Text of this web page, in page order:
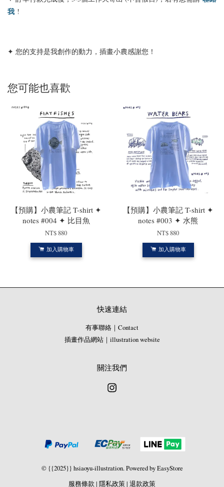
我 !
✦ 您的支持是我創作的動力，插畫小農感謝您！
您可能也喜歡
【預購】小農筆記 T-shirt ✦
notes #004 ✦ 比目魚
NT$ 880
加入購物車
【預購】小農筆記 T-shirt ✦
notes #003 ✦ 水熊
NT$ 880
加入購物車
快速連結
有事聯絡｜Contact
插畫作品網站｜illustration website
關注我們
© {{2025}} hsiaoyu-illustration. Powered byEasyStore
服務條款 | 隱私政策| 退款政策